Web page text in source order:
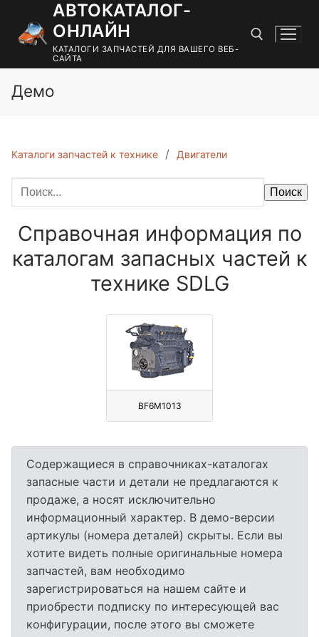
содержимому
АВТОКАТАЛОГ-
ОНЛАЙН
КАТАЛОГИ ЗАПЧАСТЕЙ ДЛЯ ВАШЕГО ВЕБ-
САЙТА
Демо
Каталоги запчастей к технике Двигатели
Поиск
Справочная информация по
каталогам запасных частей к
технике SDLG
BF6M1013
Содержащиеся в справочниках-каталогах
запасные части и детали не предлагаются к
продаже, а носят исключительно
информационный характер. В демо-версии
артикулы (номера деталей) скрыты. Если вы
хотите видеть полные оригинальные номера
запчастей, вам необходимо
зарегистрироваться на нашем сайте и
приобрести подписку по интересующей вас
конфигурации, после этого вы сможете